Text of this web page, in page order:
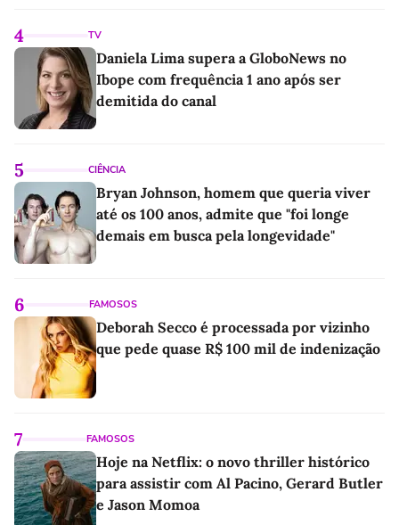
4 TV
Daniela Lima supera a GloboNews no
Ibope com frequência 1 ano após ser
demitida do canal
5 CIÊNCIA
Bryan Johnson, homem que queria viver
até os 100 anos, admite que "foi longe
demais em busca pela longevidade"
6 FAMOSOS
Deborah Secco é processada por vizinho
que pede quase R$ 100 mil de indenização
7 FAMOSOS
Hoje na Netflix: o novo thriller histórico
para assistir com Al Pacino, Gerard Butler
e Jason Momoa